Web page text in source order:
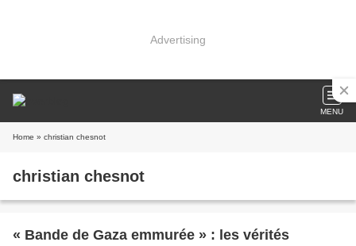
Advertising
MENU
Home » christian chesnot
christian chesnot
« Bande de Gaza emmurée » : les vérités